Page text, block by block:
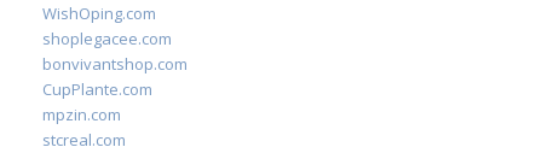
WishOping.com
shoplegacee.com
bonvivantshop.com
CupPlante.com
mpzin.com
stcreal.com